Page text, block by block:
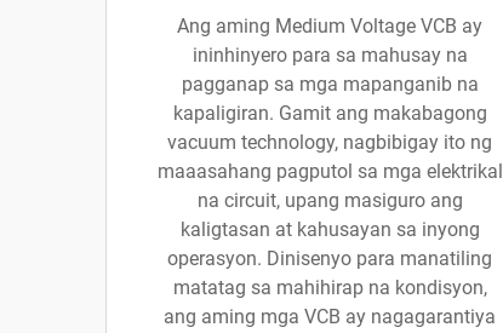
Ang aming Medium Voltage VCB ay
ininhinyero para sa mahusay na
pagganap sa mga mapanganib na
kapaligiran. Gamit ang makabagong
vacuum technology, nagbibigay ito ng
maaasahang pagputol sa mga elektrikal
na circuit, upang masiguro ang
kaligtasan at kahusayan sa inyong
operasyon. Dinisenyo para manatiling
matatag sa mahihirap na kondisyon,
ang aming mga VCB ay nagagarantiya